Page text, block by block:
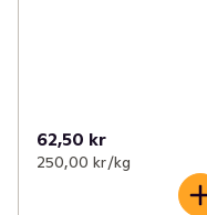
62,50 kr
250,00 kr /kg